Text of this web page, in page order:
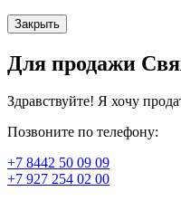
Закрыть
Для продажи
Здравствуйте! Я хочу
Позвоните по телефону:
+7 8442 50 09 09
+7 927 254 02 00